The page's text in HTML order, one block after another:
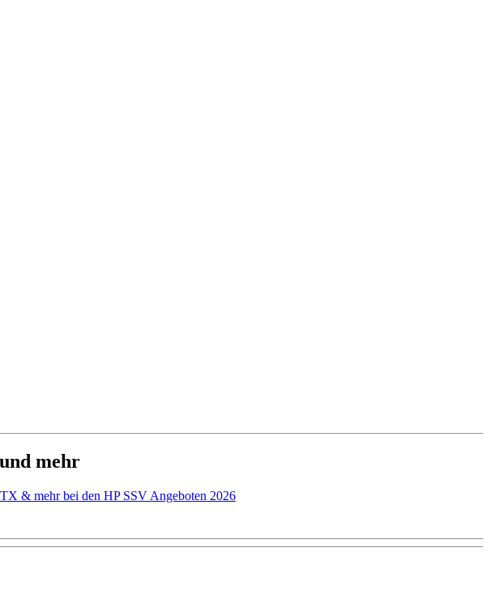
mehr
& mehr bei den HP SSV Angeboten 2026